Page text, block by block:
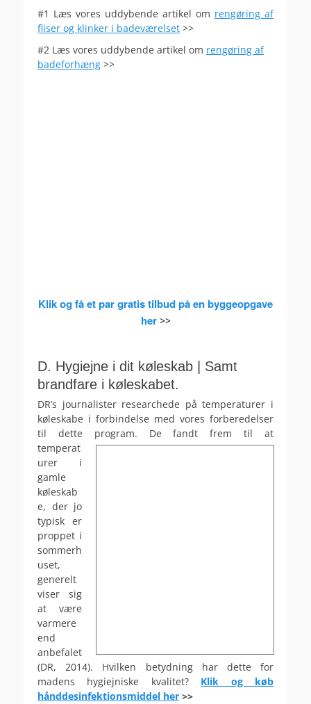
#1 Læs vores uddybende artikel om rengøring af
fliser og klinker i badeværelset >>
#2 Læs vores uddybende artikel om rengøring af
badeforhæng >>
Klik og få et par gratis tilbud på en byggeopgave
her>>
D. Hygiejne i dit køleskab | Samt
brandfare i køleskabet.
DR’s journalister researchede på temperaturer i
køleskabe i forbindelse med vores forberedelser
til dette program. De fandt frem til at
temperat
urer i
gamle
køleskab
e, der jo
typisk er
proppet i
sommerh
uset,
generelt
viser sig
at være
varmere
end
anbefalet
(DR, 2014). Hvilken betydning har dette for
madens hygiejniske kvalitet? Klik og køb
hånddesinfektionsmiddel her >>